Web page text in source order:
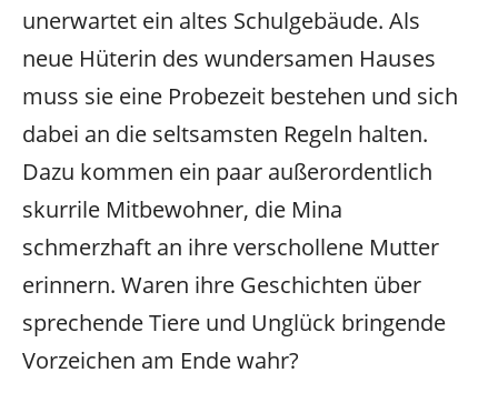
unerwartet ein altes Schulgebäude. Als
neue Hüterin des wundersamen Hauses
muss sie eine Probezeit bestehen und sich
dabei an die seltsamsten Regeln halten.
Dazu kommen ein paar außerordentlich
skurrile Mitbewohner, die Mina
schmerzhaft an ihre verschollene Mutter
erinnern. Waren ihre Geschichten über
sprechende Tiere und Unglück bringende
Vorzeichen am Ende wahr?